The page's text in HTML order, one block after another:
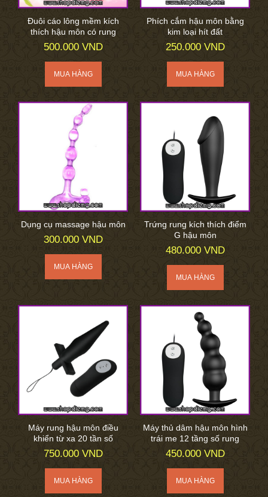
Đuôi cáo lông mềm kích
thích hậu môn có rung
500.000 VND
Phích cắm hậu môn bằng
kim loại hít đất
250.000 VND
Dụng cụ massage hậu môn
300.000 VND
Trứng rung kích thích điểm
G hậu môn
480.000 VND
Máy rung hậu môn điều
khiển từ xa 20 tần số
750.000 VND
Máy thủ dâm hậu môn hình
trái me 12 tầng số rung
450.000 VND